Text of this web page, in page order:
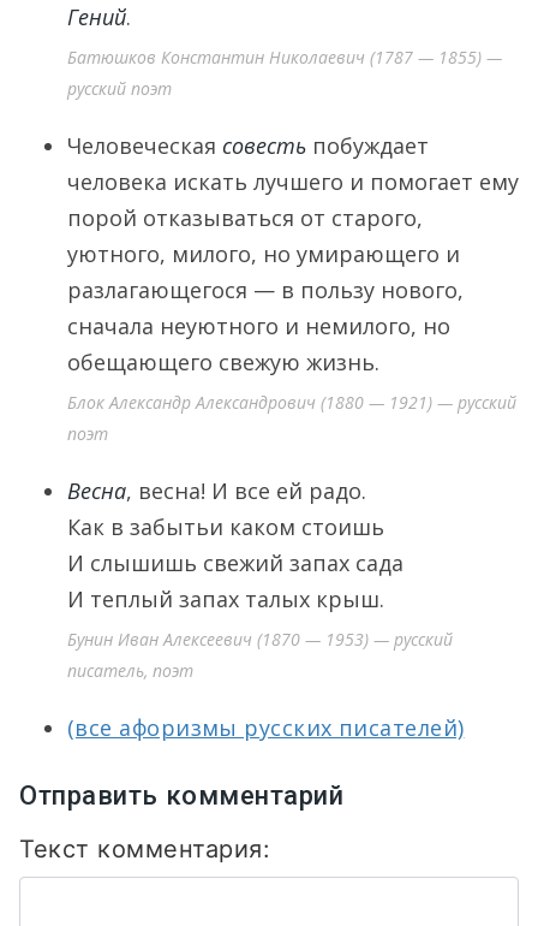
Гений.
Батюшков Константин Николаевич (1787 — 1855) —
русский поэт
Человеческая совесть побуждает
человека искать лучшего и помогает ему
порой отказываться от старого,
уютного, милого, но умирающего и
разлагающегося — в пользу нового,
сначала неуютного и немилого, но
обещающего свежую жизнь.
Блок Александр Александрович (1880 — 1921) — русский
поэт
Весна, весна! И все ей радо.
Как в забытьи каком стоишь
И слышишь свежий запах сада
И теплый запах талых крыш.
Бунин Иван Алексеевич (1870 — 1953) — русский
писатель, поэт
(все афоризмы русских писателей)
Отправить комментарий
Текст комментария: